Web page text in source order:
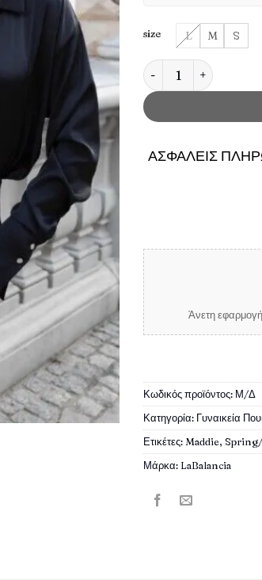
size L M S
Γυναικείο Σατέν
ΑΣΦΑΛΕΙΣ
Άνετη
Κωδικός προϊόντος: Μ/Δ
Κατηγορία: Γυναικεία
Ετικέτες:Maddie,
Μάρκα: LaBalancia